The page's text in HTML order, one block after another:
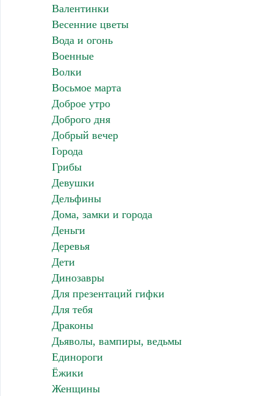
Валентинки
Весенние цветы
Вода и огонь
Военные
Волки
Восьмое марта
Доброе утро
Доброго дня
Добрый вечер
Города
Грибы
Девушки
Дельфины
Дома, замки и города
Деньги
Деревья
Дети
Динозавры
Для презентаций гифки
Для тебя
Драконы
Дьяволы, вампиры, ведьмы
Единороги
Ёжики
Женщины